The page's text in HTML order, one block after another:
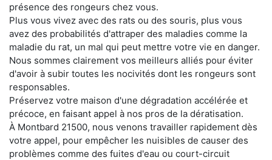
présence des rongeurs chez vous.
Plus vous vivez avec des rats ou des souris, plus vous
avez des probabilités d'attraper des maladies comme la
maladie du rat, un mal qui peut mettre votre vie en danger.
Nous sommes clairement vos meilleurs alliés pour éviter
d'avoir à subir toutes les nocivités dont les rongeurs sont
responsables.
Préservez votre maison d'une dégradation accélérée et
précoce, en faisant appel à nos pros de la dératisation.
À Montbard 21500, nous venons travailler rapidement dès
votre appel, pour empêcher les nuisibles de causer des
problèmes comme des fuites d'eau ou court-circuit